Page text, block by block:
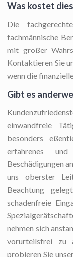
Was kostet
Die
fachmännische
mit großer
Kontaktieren Sie
wenn die
Gibt es
einwandfreie
besonders
erfahrenes
Beschädigungen
uns oberster
Beachtung
schadenfreie
nehmen sich
vorurteilsfrei zu
probieren Sie